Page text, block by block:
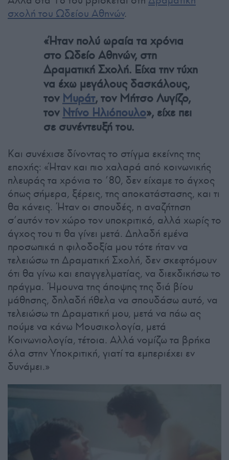
σχολή του Ωδείου Αθηνών.
«Ήταν πολύ ωραία τα χρόνια
στο Ωδείο Αθηνών, στη
Δραματική Σχολή. Είχα την τύχη
να έχω μεγάλους δασκάλους,
τον Μυράτ, τον Μήτσο Λυγίζο,
τον Ντίνο Ηλιόπουλο», είχε πει
σε συνέντευξή του.
Και συνέχισε δίνοντας το στίγμα εκείνης της
εποχής: «Ήταν και πιο χαλαρά από κοινωνικής
πλευράς τα χρόνια το ’80, δεν είχαμε το άγχος
όπως σήμερα, ξέρεις, της αποκατάστασης, και τι
θα κάνεις. Ήταν οι σπουδές, η αναζήτηση
σ’αυτόν τον χώρο τον υποκριτικό, αλλά χωρίς το
άγχος του τι θα γίνει μετά. Δηλαδή εμένα
προσωπικά η φιλοδοξία μου τότε ήταν να
τελειώσω τη Δραματική Σχολή, δεν σκεφτόμουν
ότι θα γίνω και επαγγελματίας, να διεκδικήσω το
πράγμα. Ήμουνα της άποψης της διά βίου
μάθησης, δηλαδή ήθελα να σπουδάσω αυτό, να
τελειώσω τη Δραματική μου, μετά να πάω ας
πούμε να κάνω Μουσικολογία, μετά
Κοινωνιολογία, τέτοια. Αλλά νομίζω τα βρήκα
όλα στην Υποκριτική, γιατί τα εμπεριέχει εν
δυνάμει.»